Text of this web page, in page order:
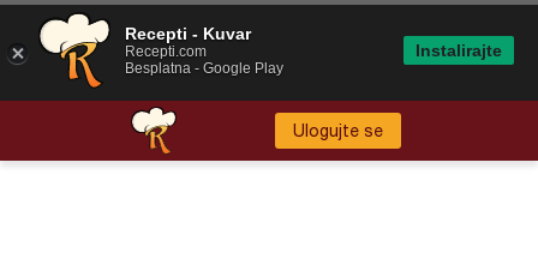
Ulogujte se
Recepti - Kuvar
Recepti.com
Besplatna - Google Play
Instalirajte